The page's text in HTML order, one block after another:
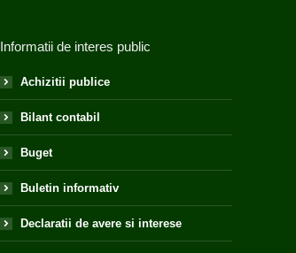
Informatii de interes public
Achizitii publice
Bilant contabil
Buget
Buletin informativ
Declaratii de avere si interese